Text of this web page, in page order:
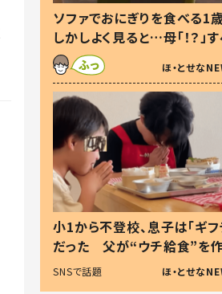
ソファでおにぎりを食べる1
しかしよく見ると…母「！？」
察した母の投稿に「可愛いか
す！」「現行犯〜」
ほ・とせな
小1から不登校、息子は「ギフ
だった 父が“ウチ給食”を
る理由とは #令和の親 #令
SNSで話題 ほ・とせな